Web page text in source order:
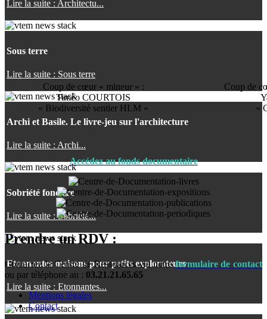
Lire la suite : Architectu...
Sous terre
Lire la suite : Sous terre
Archi et Basile. Le livre-jeu sur l'architecture
Lire la suite : Archi...
Sobriété foncière
Lire la suite : Sobriété...
Etonnantes maisons pour petits explorateurs
Lire la suite : Etonnantes...
Coup de cœur « mineur » :
Timéo COURTOIS
« Biodiversité sentier HLM »
Coup de
«
Accédez au fonds documentaire
Prendre un RDV :
Contactez le Centre de Ressources via notre formulaire de contact
ou par téléphone au : 03.21.21.65.65
Mentions légales
Contact